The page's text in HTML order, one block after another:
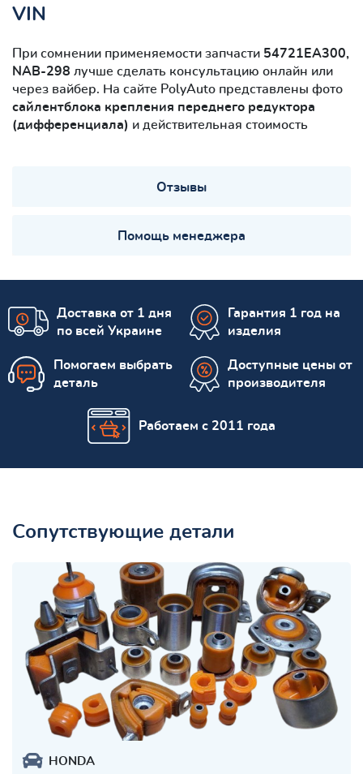
VIN
При сомнении применяемости запчасти 54721EA300,
NAB-298 лучше сделать консультацию онлайн или
через вайбер. На сайте PolyAuto представлены фото
сайлентблокa крепления переднего редуктора
(дифференциала) и действительная стоимость
Отзывы
Помощь менеджера
Доставка от 1 дня
по всей Украине
Гарантия 1 год на
изделия
Помогаем выбрать
деталь
Доступные цены от
производителя
Работаем с 2011 года
Сопутствующие детали
HONDA